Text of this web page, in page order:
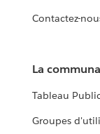
Contactez-
La
Tableau
Groupes